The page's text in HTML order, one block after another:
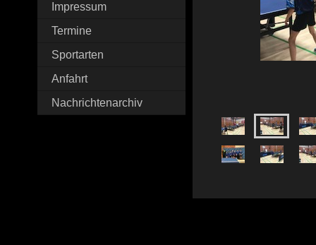
Impressum
Termine
Sportarten
Anfahrt
Nachrichtenarchiv